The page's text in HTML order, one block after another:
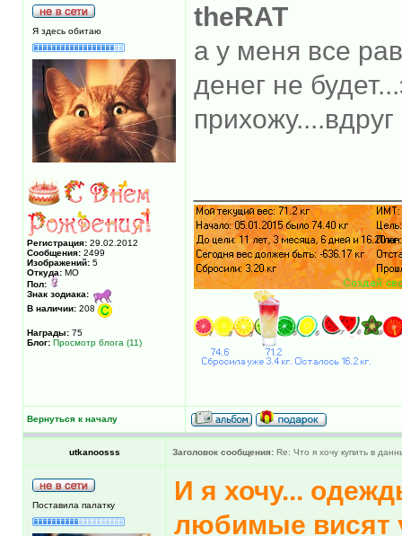
Я здесь обитаю
Регистрация: 29.02.2012
Сообщения: 2499
Изображений: 5
Откуда: МО
Пол:
Знак зодиака:
В наличии: 208
Награды: 75
Блог: Просмотр блога (11)
theRAT
а у меня все
денег не
Вернуться к началу
utkanoosss Заголовок сообщения: Re: Что я хочу купить в
Поставила палатку
И я хочу...
любимые висят